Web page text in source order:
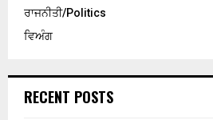
ਰਾਜਨੀਤੀ/Politics
ਵਿਅੰਗ
RECENT POSTS